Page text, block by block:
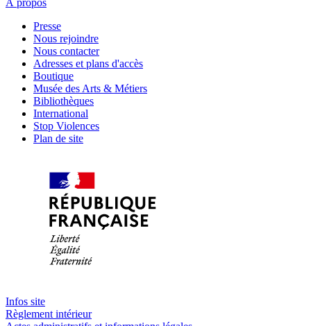
À propos
Presse
Nous rejoindre
Nous contacter
Adresses et plans d'accès
Boutique
Musée des Arts & Métiers
Bibliothèques
International
Stop Violences
Plan de site
Infos site
Règlement intérieur